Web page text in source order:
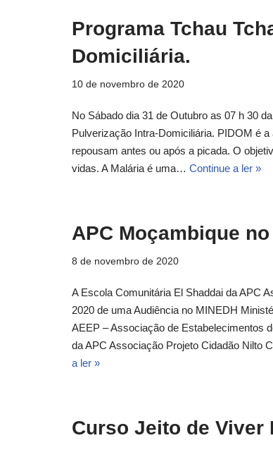
Programa Tchau
Domiciliária.
10 de novembro de 2020
No Sábado dia 31 de Outubro as 07 h 30
Pulverização Intra-Domiciliária. PIDOM é
repousam antes ou após a picada. O
vidas. A Malária é uma… Continue a ler »
APC Moçambique
8 de novembro de 2020
A Escola Comunitária El Shaddai da APC
2020 de uma Audiência no MINEDH
AEEP – Associação de Estabelecimentos
da APC Associação Projeto Cidadão Nilto
a ler »
Curso Jeito de Viver